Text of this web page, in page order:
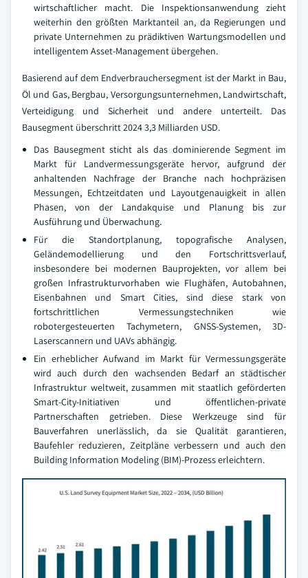
wirtschaftlicher macht. Die Inspektionsanwendung zieht
weiterhin den größten Marktanteil an, da Regierungen und
private Unternehmen zu prädiktiven Wartungsmodellen und
intelligentem Asset-Management übergehen.
Basierend auf dem Endverbrauchersegment ist der Markt in Bau,
Öl und Gas, Bergbau, Versorgungsunternehmen, Landwirtschaft,
Verteidigung und Sicherheit und andere unterteilt. Das
Bausegment überschritt 2024 3,3 Milliarden USD.
Das Bausegment sticht als das dominierende Segment im
Markt für Landvermessungsgeräte hervor, aufgrund der
anhaltenden Nachfrage der Branche nach hochpräzisen
Messungen, Echtzeitdaten und Layoutgenauigkeit in allen
Phasen, von der Landakquise und Planung bis zur
Ausführung und Überwachung.
Für die Standortplanung, topografische Analysen,
Geländemodellierung und den Fortschrittsverlauf,
insbesondere bei modernen Bauprojekten, vor allem bei
großen Infrastrukturvorhaben wie Flughäfen, Autobahnen,
Eisenbahnen und Smart Cities, sind diese stark von
fortschrittlichen Vermessungstechniken wie
robotergesteuerten Tachymetern, GNSS-Systemen, 3D-
Laserscannern und UAVs abhängig.
Ein erheblicher Aufwand im Markt für Vermessungsgeräte
wird auch durch den wachsenden Bedarf an städtischer
Infrastruktur weltweit, zusammen mit staatlich geförderten
Smart-City-Initiativen und öffentlichen-private
Partnerschaften getrieben. Diese Werkzeuge sind für
Bauverfahren unerlässlich, da sie Qualität garantieren,
Baufehler reduzieren, Zeitpläne verbessern und auch den
Building Information Modeling (BIM)-Prozess erleichtern.